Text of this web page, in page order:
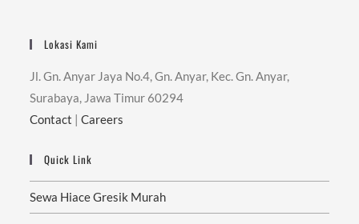
Lokasi Kami
Jl. Gn. Anyar Jaya No.4, Gn. Anyar, Kec. Gn. Anyar,
Surabaya, Jawa Timur 60294
Contact |Careers
Quick Link
Sewa Hiace Gresik Murah